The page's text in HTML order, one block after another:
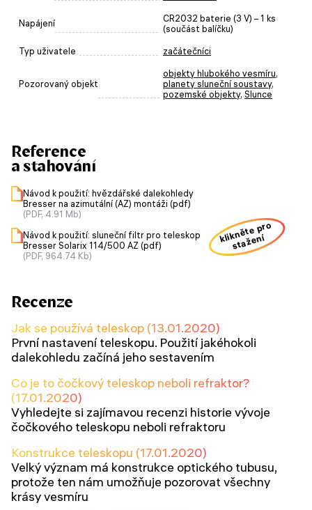
Napájení
CR2032 baterie (3 V) – 1 ks
(součást balíčku)
Typ uživatele začátečníci
Pozorovaný objekt
objekty hlubokého vesmíru,
planety sluneční soustavy,
pozemské objekty, Slunce
Reference
a stahování
Návod k použití: hvězdářské dalekohledy
Bresser na azimutální (AZ) montáži (pdf)
(PDF, 4.91 Mb)
Návod k použití: sluneční filtr pro teleskop
Bresser Solarix 114/500 AZ (pdf)
(PDF, 964.74 Kb)
klikněte pro
stažení
Recenze
Jak se používá teleskop (13.01.2020)
První nastavení teleskopu. Použití jakéhokoli
dalekohledu začíná jeho sestavením
Co je to čočkový teleskop neboli refraktor?
(17.01.2020)
Vyhledejte si zajímavou recenzi historie vývoje
čočkového teleskopu neboli refraktoru
Konstrukce teleskopu (17.01.2020)
Velký význam má konstrukce optického tubusu,
protože ten nám umožňuje pozorovat všechny
krásy vesmíru